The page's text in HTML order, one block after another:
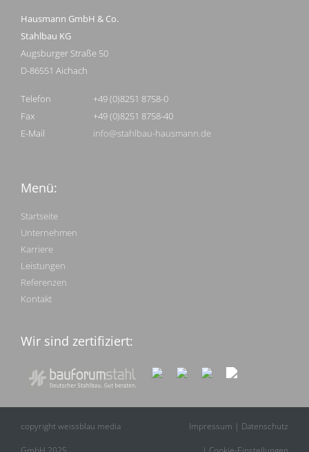
Hausmann GmbH & Co.
Stahlbau KG
Augsburger Straße 50
D-86551 Aichach
Telefon
Fax
E-Mail
+49 (0)8251 8758-0
+49 (0)8251 8758-40
info@stahlbau-hausmann.de
Menü:
Startseite
Unternehmen
Karriere
Leistungen
Referenzen
Kontakt
Wir sind zertifiziert:
copyright weissblau media Impressum | Datenschutz